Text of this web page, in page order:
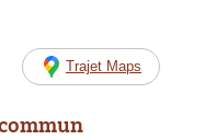
Trajet Maps